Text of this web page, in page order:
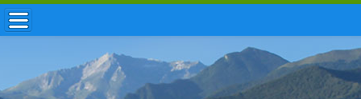
ACCUEIL / INFOS
MUNICIPALITÉ